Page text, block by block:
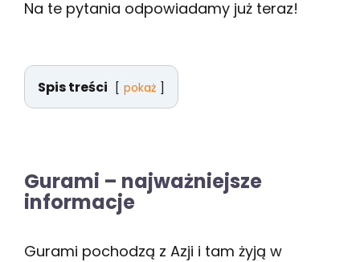
Na te pytania odpowiadamy już teraz!
Spis treści pokaż
Gurami – najważniejsze
informacje
Gurami pochodzą z Azji i tam żyją w